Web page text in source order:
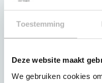
Toestemming
Deze website maakt
We gebruiken cookies
Contact
Slaapgarantie
Betaling van de aankoop
Bezorging & Montage
Mijn account